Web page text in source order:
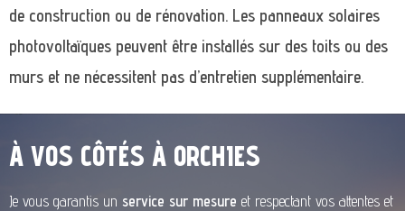
de construction ou de rénovation. Les panneaux solaires
photovoltaïques peuvent être installés sur des toits ou des
murs et ne nécessitent pas d’entretien supplémentaire.
À VOS CÔTÉS À ORCHIES
Je vous garantis un service sur mesure et respectant vos attentes et